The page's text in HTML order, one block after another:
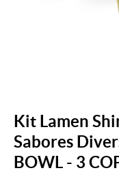
Kit Lamen
Sabores
BOWL - 3